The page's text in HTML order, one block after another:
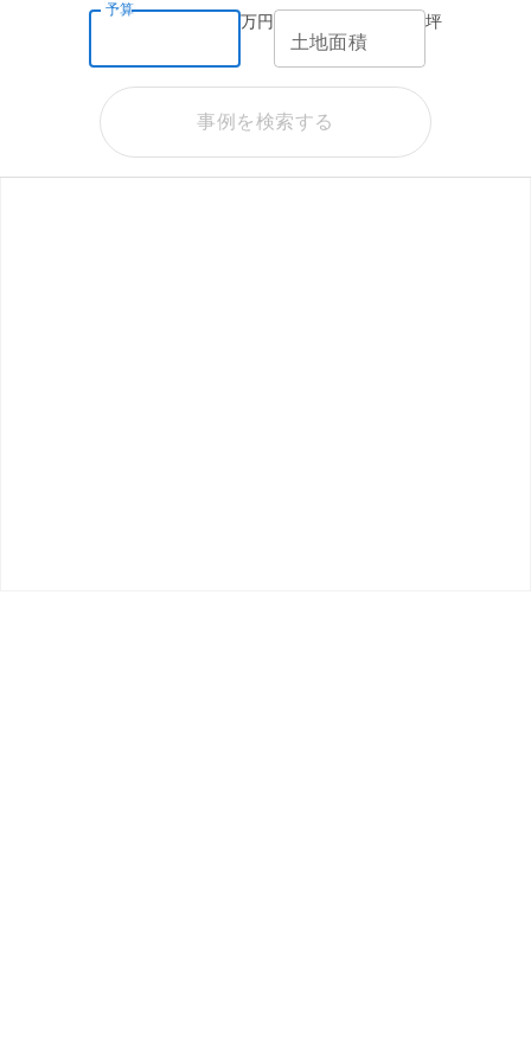
予算
万円
土地面積
坪
事例を検索する